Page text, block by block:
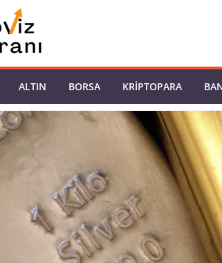
ALTIN BORSA KRIPTOPARA